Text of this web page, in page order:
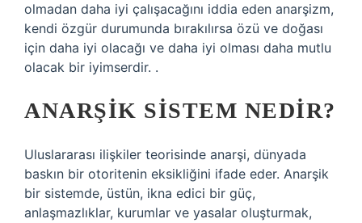
olmadan daha iyi çalışacağını iddia eden anarşizm,
kendi özgür durumunda bırakılırsa özü ve doğası
için daha iyi olacağı ve daha iyi olması daha mutlu
olacak bir iyimserdir. .
ANARŞIK SISTEM NEDIR?
Uluslararası ilişkiler teorisinde anarşi, dünyada
baskın bir otoritenin eksikliğini ifade eder. Anarşik
bir sistemde, üstün, ikna edici bir güç,
anlaşmazlıklar, kurumlar ve yasalar oluşturmak,